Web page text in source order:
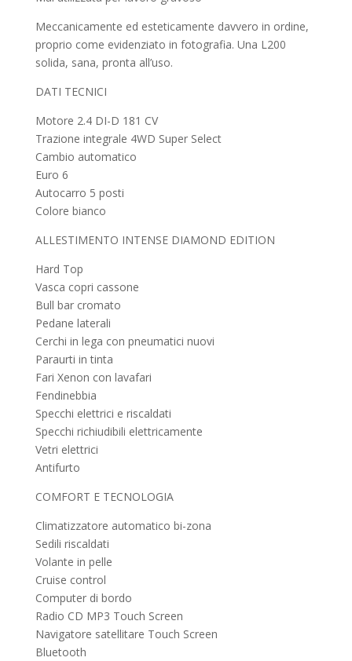
Meccanicamente ed esteticamente davvero in ordine,
proprio come evidenziato in fotografia. Una L200
solida, sana, pronta all’uso.
DATI TECNICI
Motore 2.4 DI-D 181 CV
Trazione integrale 4WD Super Select
Cambio automatico
Euro 6
Autocarro 5 posti
Colore bianco
ALLESTIMENTO INTENSE DIAMOND EDITION
Hard Top
Vasca copri cassone
Bull bar cromato
Pedane laterali
Cerchi in lega con pneumatici nuovi
Paraurti in tinta
Fari Xenon con lavafari
Fendinebbia
Specchi elettrici e riscaldati
Specchi richiudibili elettricamente
Vetri elettrici
Antifurto
COMFORT E TECNOLOGIA
Climatizzatore automatico bi-zona
Sedili riscaldati
Volante in pelle
Cruise control
Computer di bordo
Radio CD MP3 Touch Screen
Navigatore satellitare Touch Screen
Bluetooth